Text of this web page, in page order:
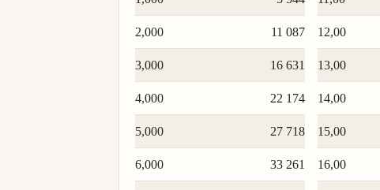
2,000 11 087
3,000 16 631
4,000 22 174
5,000 27 718
6,000 33 261
12,00
13,00
14,00
15,00
16,00